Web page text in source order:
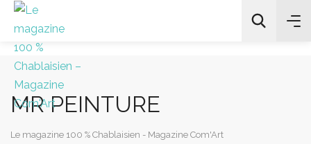
All Categories
MR PEINTURE
Le magazine 100 % Chablaisien - Magazine Com'Art